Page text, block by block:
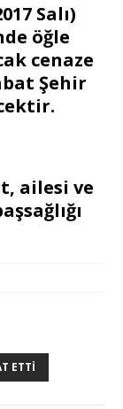
Salı)
öğle
cenaze
Şehir
ailesi ve
ETTI